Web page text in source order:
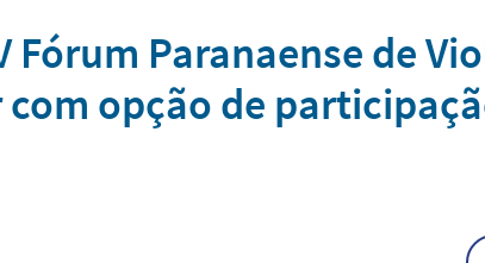
Fórum Paranaense de
opção de